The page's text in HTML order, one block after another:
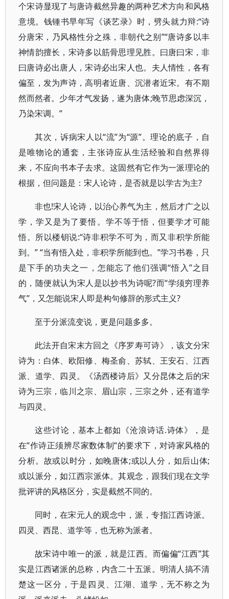
个宋诗显现了与唐诗截然异趣的两种艺术方向和风格
意境。钱锺书早年写《谈艺录》时，劈头就力辩:“诗
分唐宋，乃风格性分之殊，非朝代之别”“唐诗多以丰
神情韵擅长，宋诗多以筋骨思理见胜。曰唐曰宋，非
曰唐诗必出唐人，宋诗必出宋人也。夫人情性，各有
偏至，发为声诗，高明者近唐、沉潜者近宋。有不期
然而然者。少年才气发扬，遂为唐体;晚节思虑深沉，
乃染宋调。”
其次，诉病宋人以“流”为“源”。理论的底子，自
是唯物论的通套，主张诗应从生活经验和自然界得
来，不应向书本子去求。这固然有它作为一派理论的
根据，但问题是：宋人论诗，是否就是以学古为主?
非也!宋人论诗，以治心养气为主，然后才广之以
学，学又是为了要悟。学不等于悟，但要学才可能
悟。所以楼钥说:“诗非积学不可为，而又非积学所能
到。” “当有悟入处，非积学所能到也。”学习书卷，只
是下手的功夫之一，怎能忘了他们强调“悟入”之目
的，随便就认为宋人是以抄书为诗呢?而“学须穷理养
气”，又怎能说宋人即是构句修辞的形式主义?
至于分派流变说，更是问题多多。
此法开自宋末方回之《序罗寿可诗》，该文分宋
诗为：白体、欧阳修、梅圣俞、苏轼、王安石、江西
派、道学、四灵。《汤西楼诗后》又分昆体之后的宋
诗为三宗，临川之宗、眉山宗，三宗之外，还有道学
与四灵。
这些讨论，基本上都如《沧浪诗话.诗体》，是
在“作诗正须辨尽家数体制“的要求下，对诗家风格的
分析。故或以时分，如晚唐体;或以人分，如后山体;
或以派分，如江西宗派体。其观念，跟我们现在文学
批评讲的风格区分，实是截然不同的。
同时，在宋元人的观念中，派，专指江西诗派。
四灵、西昆、道学等，也无称为派者。
故宋诗中唯一的派，就是江西。而偏偏“江西”其
实是江西诸派的总称，内含二十五派。明清人搞不清
楚这一区分，于是四灵、江湖、道学，无不称之为